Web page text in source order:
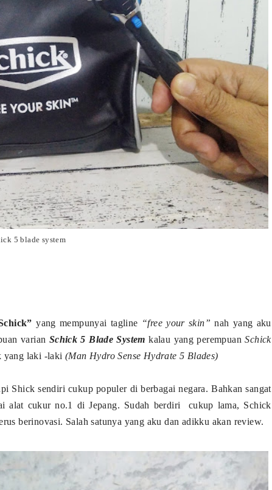
5 blade system
yang mempunyai tagline “free your skin” nah yang aku
varian Schick 5 Blade System kalau yang perempuanSchick
yang laki -laki (Man Hydro Sense Hydrate 5 Blades)
Shick sendiri cukup populer di berbagai negara. Bahkan sangat
alat cukur no.1 di Jepang. Sudah berdiri cukup lama, Schick
berinovasi. Salah satunya yang aku dan adikku akan review.